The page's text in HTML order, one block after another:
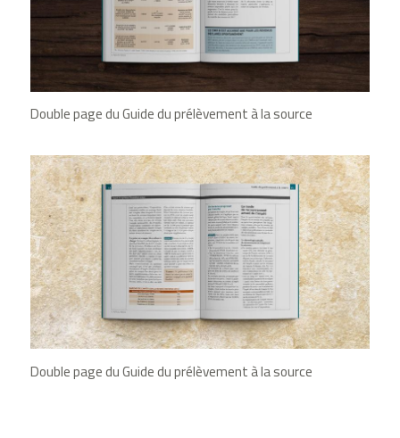
Double page du Guide du prélèvement à la source
Double page du Guide du prélèvement à la source